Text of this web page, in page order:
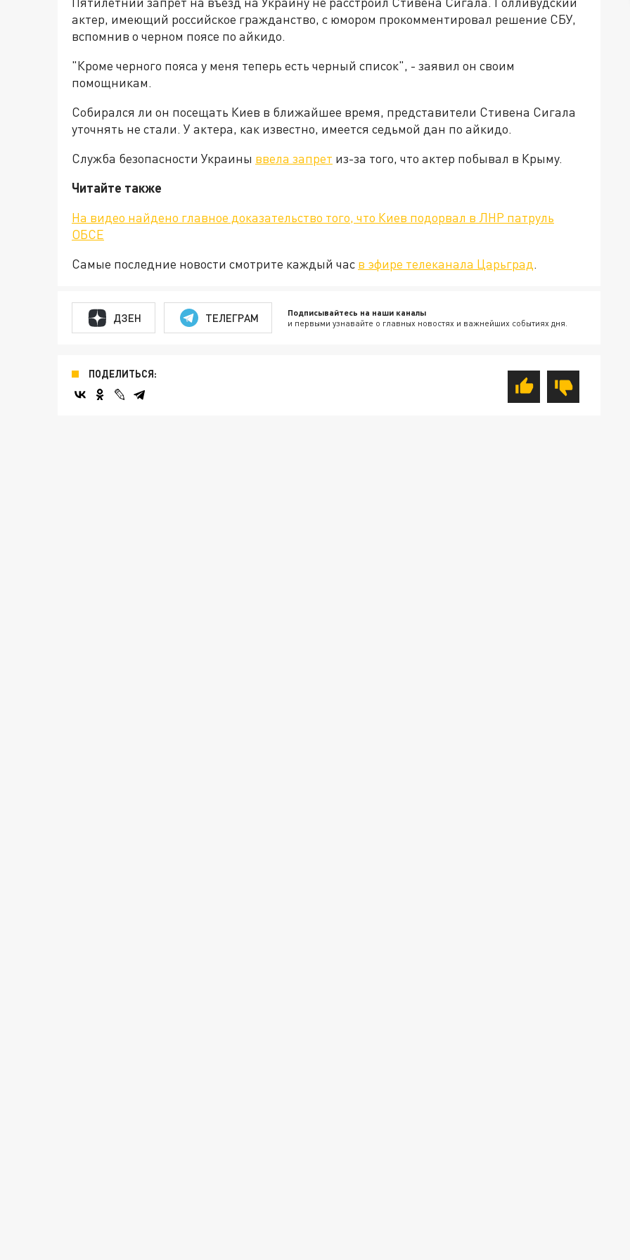
актер, имеющий российское гражданство, с юмором прокомментировал решение СБУ,
вспомнив о черном поясе по айкидо.
"Кроме черного пояса у меня теперь есть черный список", - заявил он своим
помощникам.
Собирался ли он посещать Киев в ближайшее время, представители Стивена Сигала
уточнять не стали. У актера, как известно, имеется седьмой дан по айкидо.
Служба безопасности Украины ввела запрет из-за того, что актер побывал в Крыму.
Читайте также
На видео найдено главное доказательство того, что Киев подорвал в ЛНР патруль
ОБСЕ
Самые последние новости смотрите каждый час в эфире телеканала Царьград.
ДЗЕН ТЕЛЕГРАМ Подписывайтесь на наши каналы
и первыми узнавайте о главных новостях и важнейших событиях дня.
ПОДЕЛИТЬСЯ: